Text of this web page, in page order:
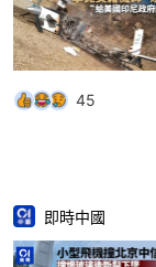
45
即時中國